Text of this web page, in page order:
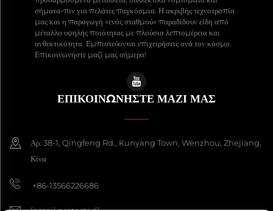
σήματα-πιν για πελάτες παγκόσμια. Η ακριβής τεχνοτροπία
μας και η παραγωγή «ενός σταθμού» παραδίδουν είδη από
μέταλλο υψηλής ποιότητας με πλούσια λεπτομέρεια και
ανθεκτικότητα. Εμπιστεύονται επιχειρήσεις ανά τον κόσμο.
Επικοινωνήστε μαζί μας σήμερα!
ΕΠΙΚΟΙΝΩΝΉΣΤΕ ΜΑΖΊ ΜΑΣ
Αρ. 38-1, Qingfeng Rd., Kunyang Town, Wenzhou, Zhejiang,
Κίνα
+86-13566226686